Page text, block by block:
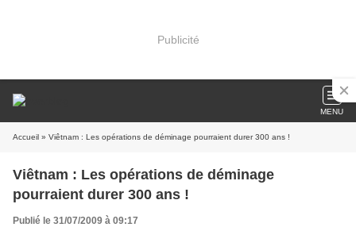
Publicité
MENU
Accueil » Viêtnam : Les opérations de déminage pourraient durer 300 ans !
Viêtnam : Les opérations de déminage
pourraient durer 300 ans !
Publié le 31/07/2009 à 09:17